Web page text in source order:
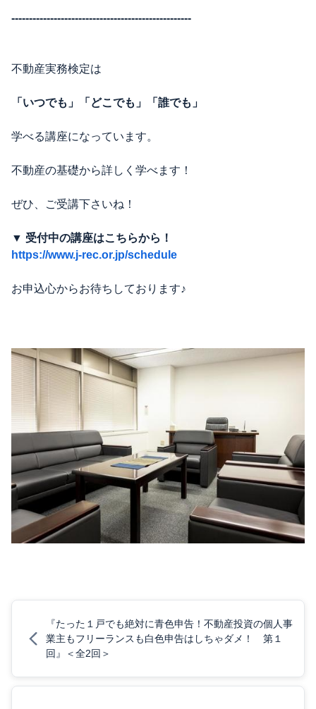
---------------------------------------------------
不動産実務検定は
「いつでも」「どこでも」「誰でも」
学べる講座になっています。
不動産の基礎から詳しく学べます！
ぜひ、ご受講下さいね！
▼ 受付中の講座はこちらから！
https://www.j-rec.or.jp/schedule
お申込心からお待ちしております♪
『たった１戸でも絶対に青色申告！不動産投資の個人事
業主もフリーランスも白色申告はしちゃダメ！ 第１
回』＜全2回＞